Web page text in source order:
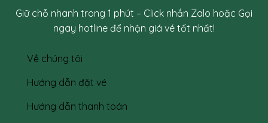
Giữ chỗ nhanh trong 1 phút – Click nhắn Zalo hoặc Gọi
ngay hotline để nhận giá vé tốt nhất!
Về chúng tôi
Hướng dẫn đặt vé
Hướng dẫn thanh toán